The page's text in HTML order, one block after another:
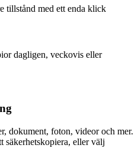
tillstånd med ett enda klick
dagligen, veckovis eller
dokument, foton, videor och mer.
säkerhetskopiera, eller välj